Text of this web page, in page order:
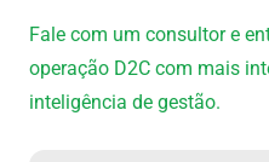
Fale com um consultor e
operação D2C com mais
inteligência de gestão.